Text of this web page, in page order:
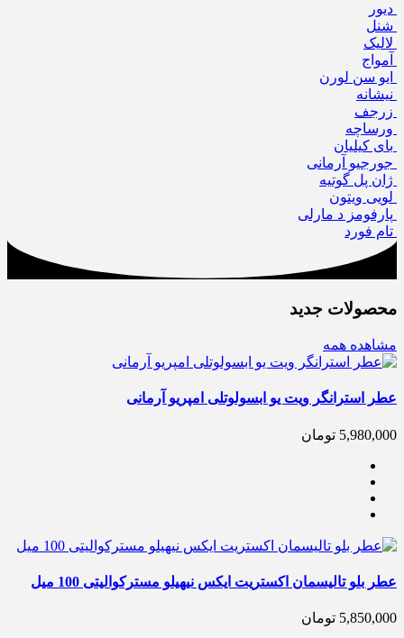
دیور
شنل
لالیک
آمواج
ایو سن لورن
نیشانه
زرجف
ورساچه
بای کیلیان
جورجیو آرمانی
ژان پل گوتیه
لویی ویتون
پارفومز د مارلی
تام فورد
محصولات جدید
مشاهده همه
عطر استرانگر ویت یو ابسولوتلی امپریو آرمانی
5,980,000 تومان
عطر بلو تالیسمان اکستریت ایکس نیهیلو مسترکوالیتی 100 میل
5,850,000 تومان